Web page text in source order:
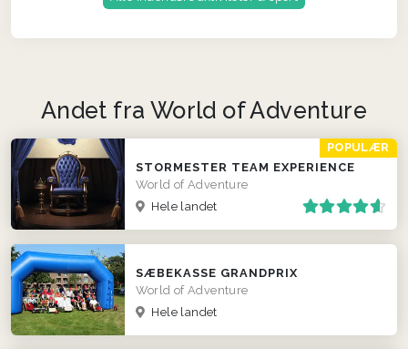
Andet fra World of Adventure
POPULÆR
STORMESTER TEAM EXPERIENCE
World of Adventure
Hele landet
SÆBEKASSE GRANDPRIX
World of Adventure
Hele landet